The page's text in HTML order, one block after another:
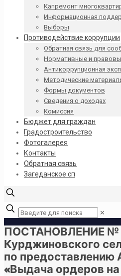
Капремонт
Информационная
Выборы
Противодействие коррупции
Обратная связь для
Нормативные и
Антикоррупционная
Методические
Формы документов
Сведения о доходах
Комиссия
Бюджет для граждан
Градостроительство
Фотогалерея
Контакты
Обратная связь
Загеданское сп
✕
ПОСТАНОВЛЕНИЕ №
Курджиновского
по предоставлению
«Выдача ордеров